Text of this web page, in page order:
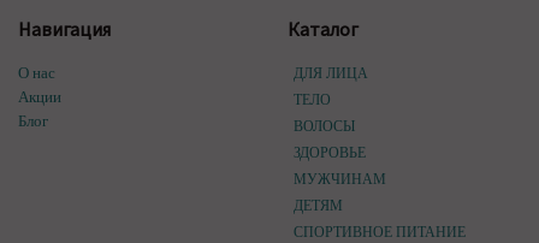
Навигация
О нас
Акции
Блог
Каталог
ДЛЯ ЛИЦА
ТЕЛО
ВОЛОСЫ
ЗДОРОВЬЕ
МУЖЧИНАМ
ДЕТЯМ
СПОРТИВНОЕ ПИТАНИЕ